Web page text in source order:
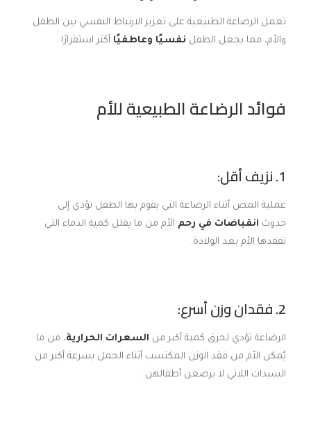
تعمل الرضاعة الطبيعية على تعزيز الارتباط النفسي بين الطفل
والأم، مما يجعل الطفل نفسيًا وعاطفيًا أكثر استقرارًا.
فوائد الرضاعة الطبيعية للأم
1. نزيف أقل:
عملية المص أثناء الرضاعة التي يقوم بها الطفل تؤدي إلى
حدوث انقباضات في رحم الأم من ما يقلل كمية الدماء التي
تفقدها الأم بعد الولادة.
2. فقدان وزن أسرع:
الرضاعة تؤدي لحرق كمية أكبر من السعرات الحرارية، من ما
يُمكن الأم من فقد الوزن المكتسب أثناء الحمل بسرعة أكبر من
السيدات اللاتي لا يرضعن أطفالهن.